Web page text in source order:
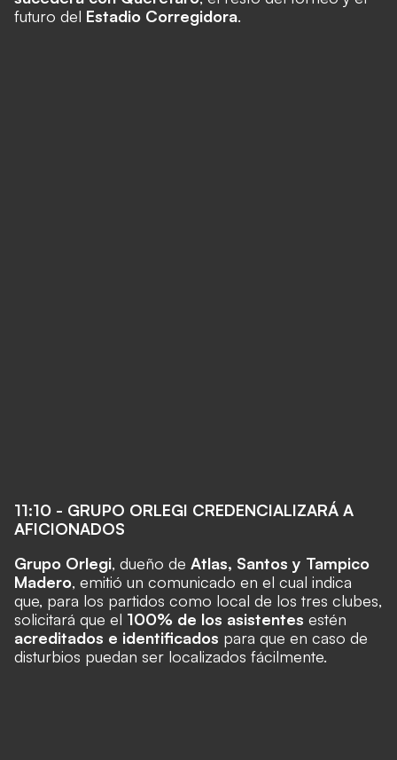
futuro del Estadio Corregidora.
11:10 - GRUPO ORLEGI CREDENCIALIZARÁ A
AFICIONADOS
Grupo Orlegi, dueño de Atlas, Santos y Tampico
Madero, emitió un comunicado en el cual indica
que, para los partidos como local de los tres clubes,
solicitará que el 100% de los asistentes estén
acreditados e identificados para que en caso de
disturbios puedan ser localizados fácilmente.